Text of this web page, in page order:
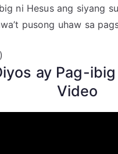
ni Hesus ang siyang
pusong uhaw sa
ay Pag-
Video